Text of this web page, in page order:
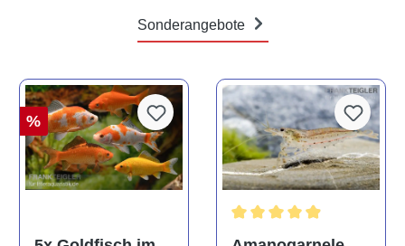
Sonderangebote
%